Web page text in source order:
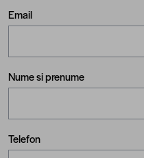
Email
Nume si prenume
Telefon